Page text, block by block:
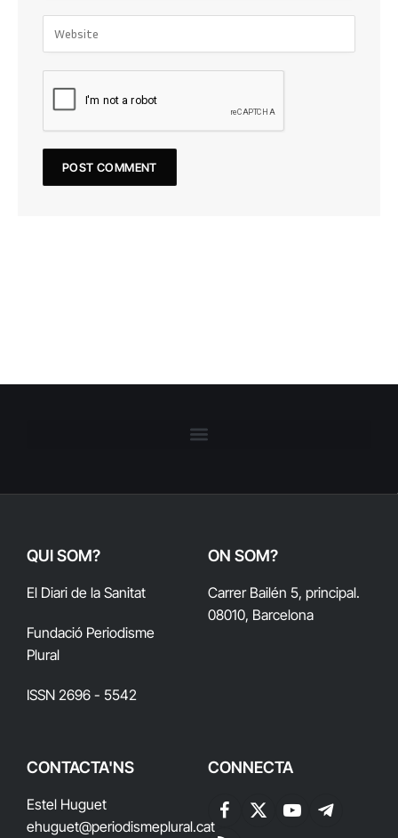
QUI SOM?
El Diari de la Sanitat
Fundació Periodisme
Plural
ISSN 2696 - 5542
ON SOM?
Carrer Bailén 5, principal.
08010, Barcelona
CONTACTA'NS
Estel Huguet
ehuguet@periodismeplural.cat
CONNECTA
Facebook
X
YouTubeTelegram